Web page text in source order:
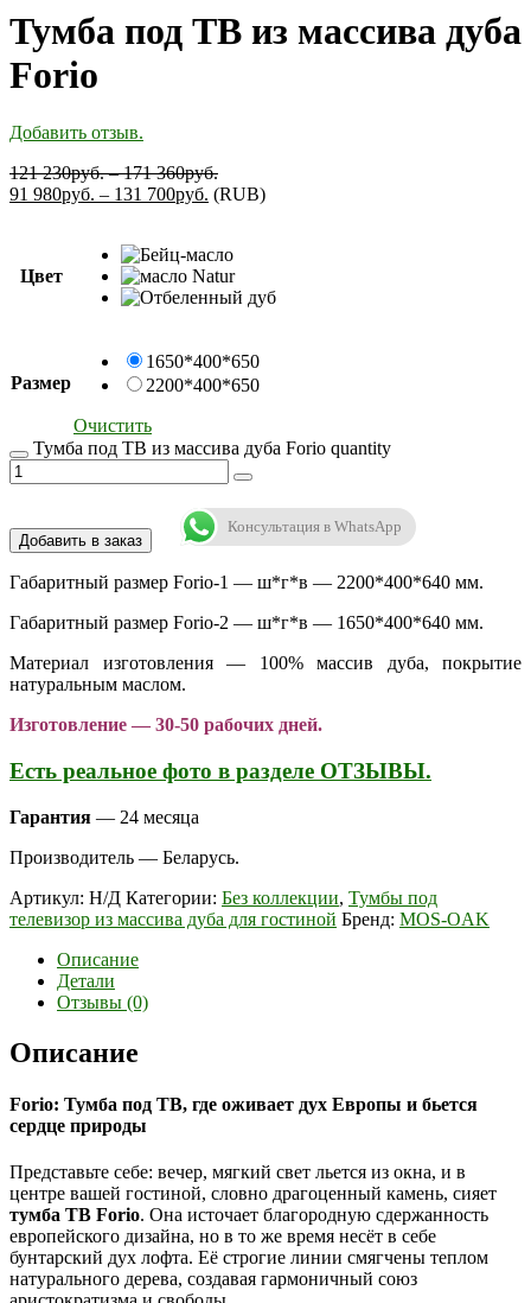
Тумба под ТВ из массива дуба
Forio
Добавить отзыв.
121 230руб.–171 360руб.
91 980руб. – 131 700руб. (RUB)
Цвет
Размер
1650*400*650
2200*400*650
Очистить
Тумба под ТВ из массива дуба Forio quantity
Добавить в заказ
Консультация в WhatsApp
Габаритный размер Forio-1 — ш*г*в — 2200*400*640 мм.
Габаритный размер Forio-2 — ш*г*в — 1650*400*640 мм.
Материал изготовления — 100% массив дуба, покрытие
натуральным маслом.
Изготовление — 30-50 рабочих дней.
Есть реальное фото в разделе ОТЗЫВЫ.
Гарантия — 24 месяца
Производитель — Беларусь.
Артикул: Н/Д Категории: Без коллекции, Тумбы под
телевизор из массива дуба для гостиной Бренд: MOS-OAK
Описание
Детали
Отзывы (0)
Описание
Forio: Тумба под ТВ, где оживает дух Европы и бьется
сердце природы
Представьте себе: вечер, мягкий свет льется из окна, и в
центре вашей гостиной, словно драгоценный камень, сияет
тумба ТВ Forio. Она источает благородную сдержанность
европейского дизайна, но в то же время несёт в себе
бунтарский дух лофта. Её строгие линии смягчены теплом
натурального дерева, создавая гармоничный союз